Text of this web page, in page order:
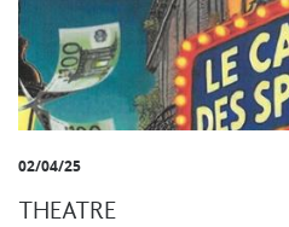
02/04/25
THEATRE